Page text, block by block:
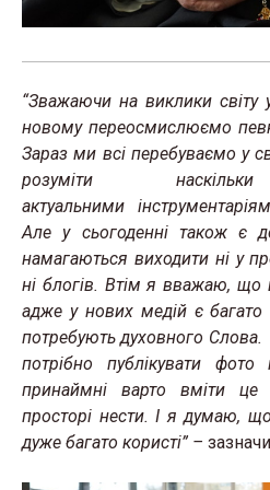
“Зважаючи на виклики
новому переосмислюємо
Зараз ми всі перебуваємо у
розуміти
актуальними
Але у сьогоденні також є
намагаються виходити ні у
ні блогів. Втім я вважаю, що
адже у нових медій є
потребують духовного Слова.
потрібно публікувати
принаймні варто вміти
просторі нести. І я думаю,
дуже багато користі” –